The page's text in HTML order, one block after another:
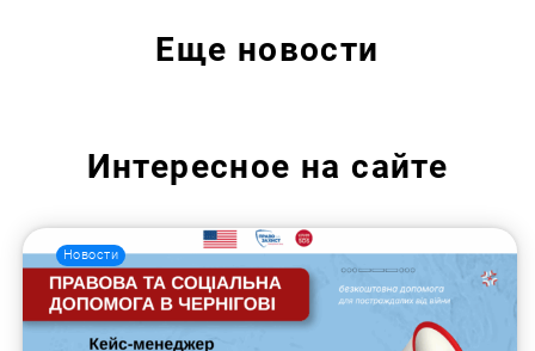
Еще новости
Интересное на сайте
Новости